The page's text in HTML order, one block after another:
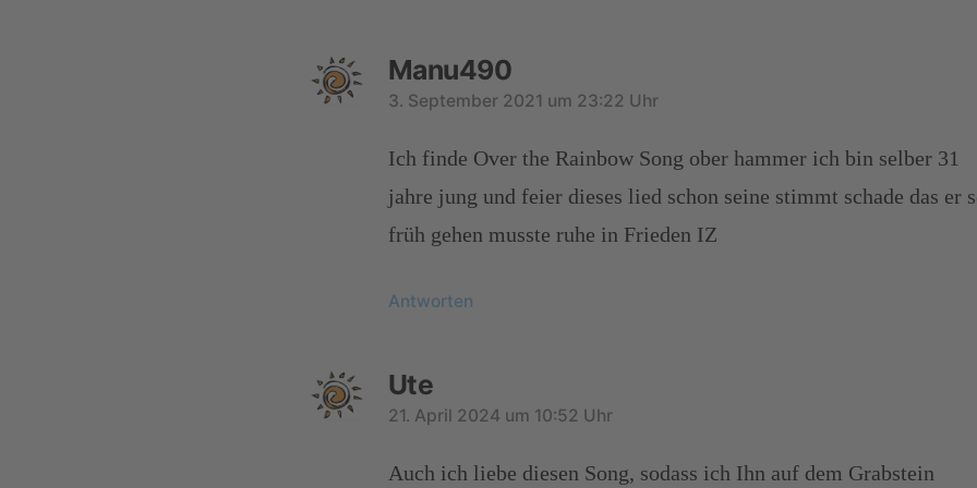
Manu490
3. September 2021 um 23:22 Uhr
Ich finde Over the Rainbow Song ober hammer ich bin selber 31
jahre jung und feier dieses lied schon seine stimmt schade das er
früh gehen musste ruhe in Frieden IZ
Antworten
Ute
21. April 2024 um 10:52 Uhr
Auch ich liebe diesen Song, sodass ich Ihn auf dem Grabstein